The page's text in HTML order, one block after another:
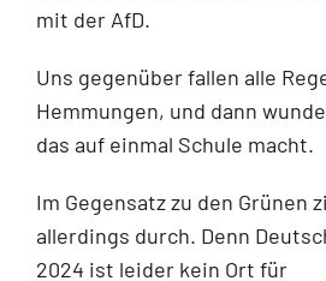
mit der AfD.
Uns gegenüber fallen alle
Hemmungen, und dann
das auf einmal Schule macht.
Im Gegensatz zu den Grünen
allerdings durch. Denn
2024 ist leider kein Ort für